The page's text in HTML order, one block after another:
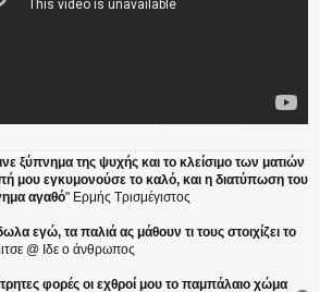
ξύπνημα της ψυχής και το κλείσιμο των ματιών
μου εγκυμονούσε το καλό, και η διατύπωση του
αγαθό" Ερμής Τρισμέγιστος
εγώ, τα παλιά ας μάθουν τι τους στοιχίζει το
@ Ιδε ο άνθρωπος
φορές οι εχθροί μου το παμπάλαιο χώμα